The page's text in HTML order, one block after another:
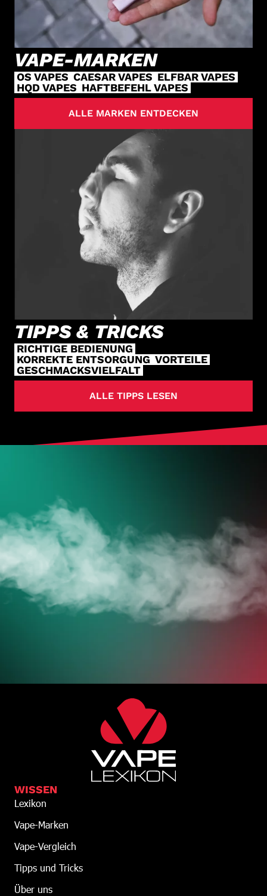
VAPE-MARKEN
OS VAPES CAESAR VAPES ELFBAR VAPES
HQD VAPES HAFTBEFEHL VAPES
ALLE MARKEN ENTDECKEN
TIPPS & TRICKS
RICHTIGE BEDIENUNG
KORREKTE ENTSORGUNG VORTEILE
GESCHMACKSVIELFALT
ALLE TIPPS LESEN
DEINE VAPES
JETZT ZUM ONLINESHOP
WISSEN
Lexikon
Vape-Marken
Vape-Vergleich
Tipps und Tricks
Über uns